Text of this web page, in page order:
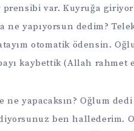
prensibi var. Kuyruğa
ne yapıyorsun dedim?
otomatik ödensin.
kaybettik (Allah rahmet
yapacaksın? Oğlum
ben hallederim.